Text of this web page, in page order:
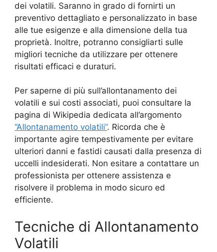
dei volatili. Saranno in grado di fornirti un
preventivo dettagliato e personalizzato in base
alle tue esigenze e alla dimensione della tua
proprietà. Inoltre, potranno consigliarti sulle
migliori tecniche da utilizzare per ottenere
risultati efficaci e duraturi.
Per saperne di più sull’allontanamento dei
volatili e sui costi associati, puoi consultare la
pagina di Wikipedia dedicata all’argomento
“Allontanamento volatili”. Ricorda che è
importante agire tempestivamente per evitare
ulteriori danni e fastidi causati dalla presenza di
uccelli indesiderati. Non esitare a contattare un
professionista per ottenere assistenza e
risolvere il problema in modo sicuro ed
efficiente.
Tecniche di Allontanamento
Volatili